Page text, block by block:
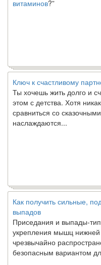
Ключ к счастливому
Ты хочешь жить долго и
этом с детства. Хотя
сравниться со
наслаждаются...
Как получить сильные,
выпадов
Приседания и выпады-
укрепления мышц нижней
чрезвычайно
безопасным вариантом